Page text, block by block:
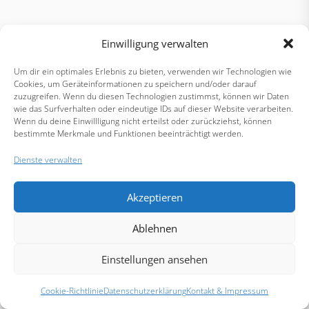
Einwilligung verwalten
Um dir ein optimales Erlebnis zu bieten, verwenden wir Technologien wie
Cookies, um Geräteinformationen zu speichern und/oder darauf
zuzugreifen. Wenn du diesen Technologien zustimmst, können wir Daten
wie das Surfverhalten oder eindeutige IDs auf dieser Website verarbeiten.
Wenn du deine Einwillligung nicht erteilst oder zurückziehst, können
bestimmte Merkmale und Funktionen beeinträchtigt werden.
Dienste verwalten
Akzeptieren
Ablehnen
Einstellungen ansehen
Cookie-RichtlinieDatenschutzerklärungKontakt & Impressum